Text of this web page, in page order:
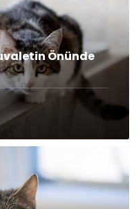
Önünde